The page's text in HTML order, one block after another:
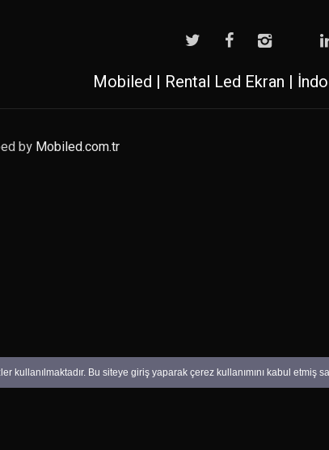
Bu siteye giriş yaparak çerez kullanımını kabul etmiş
Mobiled | Rental Led Ekran |
by Mobiled.com.tr